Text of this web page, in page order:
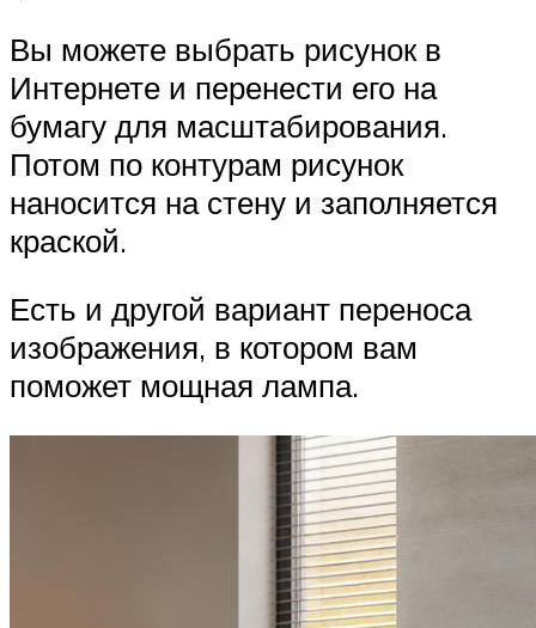
Вы можете выбрать рисунок в
Интернете и перенести его на
бумагу для масштабирования.
Потом по контурам рисунок
наносится на стену и заполняется
краской.
Есть и другой вариант переноса
изображения, в котором вам
поможет мощная лампа.